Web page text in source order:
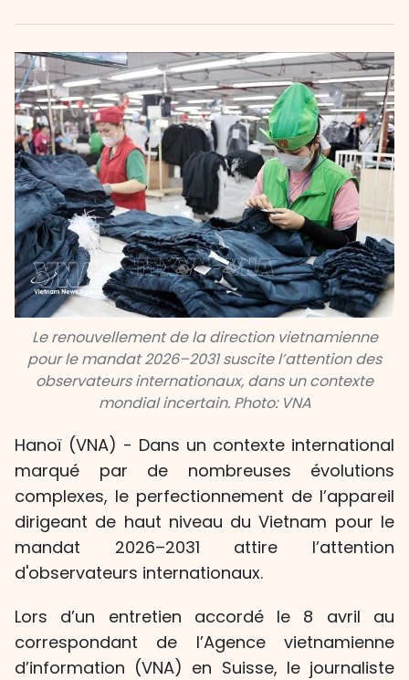
Le renouvellement de la direction vietnamienne
pour le mandat 2026–2031 suscite l’attention des
observateurs internationaux, dans un contexte
mondial incertain. Photo: VNA
Hanoï (VNA) - Dans un contexte international
marqué par de nombreuses évolutions
complexes, le perfectionnement de l’appareil
dirigeant de haut niveau du Vietnam pour le
mandat 2026–2031 attire l’attention
d'observateurs internationaux.
Lors d’un entretien accordé le 8 avril au
correspondant de l’Agence vietnamienne
d’information (VNA) en Suisse, le journaliste